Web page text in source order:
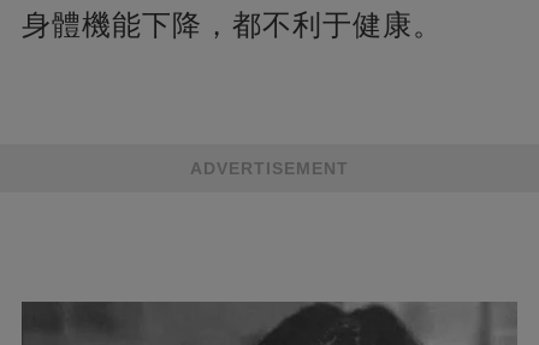
身體機能下降，都不利于健康。
ADVERTISEMENT